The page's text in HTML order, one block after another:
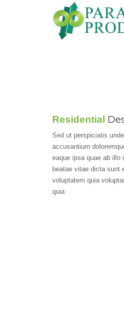
Residential
Sed ut perspiciatis
accusantium
eaque ipsa quae ab
beatae vitae dicta sunt
voluptatem quia
quia